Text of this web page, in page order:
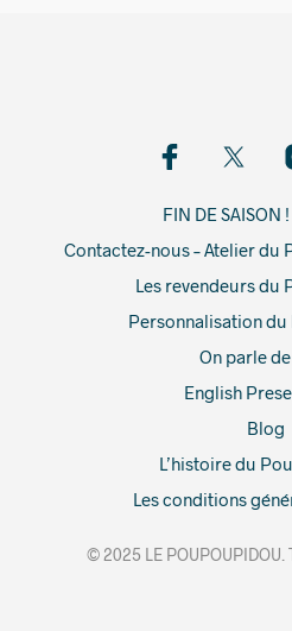
FIN DE SAISON
Contactez-nous – Atelier du
Les revendeurs du
Personnalisation
On parle
English
Blog
L’histoire du
Les conditions
© 2025 LE